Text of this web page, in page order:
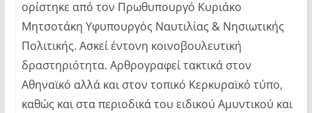
ορίστηκε από τον Πρωθυπουργό Κυριάκο
Μητσοτάκη Υφυπουργός Ναυτιλίας & Νησιωτικής
Πολιτικής. Ασκεί έντονη κοινοβουλευτική
δραστηριότητα. Αρθρογραφεί τακτικά στον
Αθηναϊκό αλλά και στον τοπικό Κερκυραϊκό τύπο,
καθώς και στα περιοδικά του ειδικού Αμυντικού και